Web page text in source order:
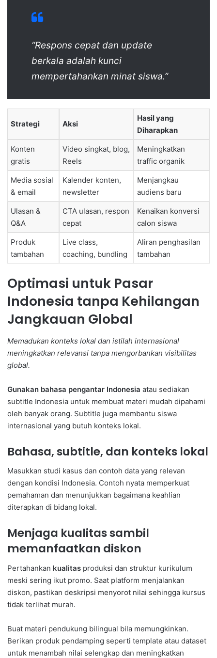
“Respons cepat dan update
berkala adalah kunci
mempertahankan minat siswa.”
Strategi Aksi
Hasil yang
Diharapkan
Konten
gratis
Video singkat, blog,
Reels
Meningkatkan
traffic organik
Media sosial
& email
Kalender konten,
newsletter
Menjangkau
audiens baru
Ulasan &
Q&A
CTA ulasan, respon
cepat
Kenaikan konversi
calon siswa
Produk
tambahan
Live class,
coaching, bundling
Aliran penghasilan
tambahan
Optimasi untuk Pasar
Indonesia tanpa Kehilangan
Jangkauan Global
Memadukan konteks lokal dan istilah internasional
meningkatkan relevansi tanpa mengorbankan visibilitas
global.
Gunakan bahasa pengantar Indonesia atau sediakan
subtitle Indonesia untuk membuat materi mudah dipahami
oleh banyak orang. Subtitle juga membantu siswa
internasional yang butuh konteks lokal.
Bahasa, subtitle, dan konteks lokal
Masukkan studi kasus dan contoh data yang relevan
dengan kondisi Indonesia. Contoh nyata memperkuat
pemahaman dan menunjukkan bagaimana keahlian
diterapkan di bidang lokal.
Menjaga kualitas sambil
memanfaatkan diskon
Pertahankan kualitas produksi dan struktur kurikulum
meski sering ikut promo. Saat platform menjalankan
diskon, pastikan deskripsi menyorot nilai sehingga kursus
tidak terlihat murah.
Buat materi pendukung bilingual bila memungkinkan.
Berikan produk pendamping seperti template atau dataset
untuk menambah nilai selengkap dan meningkatkan